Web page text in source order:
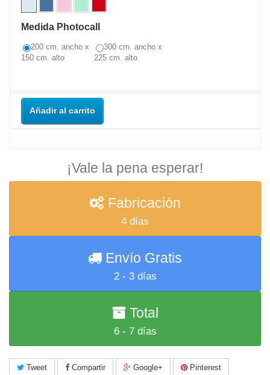
Medida Photocall
200 cm. ancho x
150 cm. alto
300 cm. ancho x
225 cm. alto
Añadir al carrito
¡Vale la pena esperar!
Fabricación
4 días
Envío Gratis
2 - 3 días
Total
6 - 7 días
Tweet Compartir Google+ Pinterest